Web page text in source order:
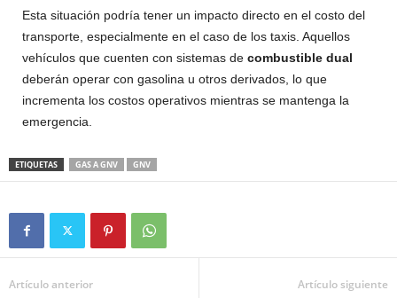
Esta situación podría tener un impacto directo en el costo del
transporte, especialmente en el caso de los taxis. Aquellos
vehículos que cuenten con sistemas de combustible dual
deberán operar con gasolina u otros derivados, lo que
incrementa los costos operativos mientras se mantenga la
emergencia.
ETIQUETAS GAS A GNV GNV
Artículo anterior Artículo siguiente